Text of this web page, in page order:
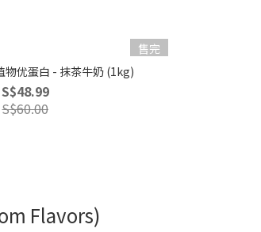
售完
物优蛋白 - 抹茶牛奶 (1kg)
S$48.99
S$60.00
Flavors)